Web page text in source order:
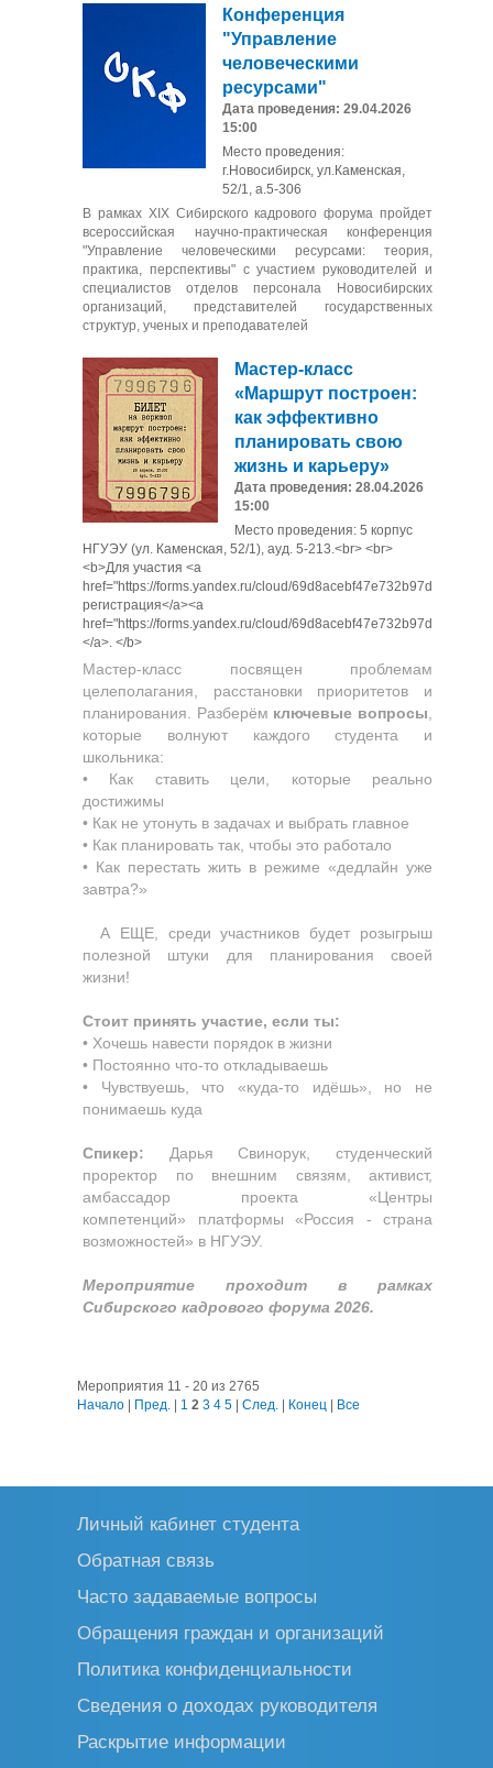
Конференция
"Управление
человеческими
ресурсами"
Дата проведения: 29.04.2026
15:00
Место проведения:
г.Новосибирск, ул.Каменская,
52/1, а.5-306
В рамках XIX Сибирского кадрового форума пройдет
всероссийская научно-практическая конференция
"Управление человеческими ресурсами: теория,
практика, перспективы" с участием руководителей и
специалистов отделов персонала Новосибирских
организаций, представителей государственных
структур, ученых и преподавателей
Мастер-класс
«Маршрут построен:
как эффективно
планировать свою
жизнь и карьеру»
Дата проведения: 28.04.2026
15:00
Место проведения: 5 корпус
НГУЭУ (ул. Каменская, 52/1), ауд. 5-213.<br> <br>
<b>Для участия <a
href="https://forms.yandex.ru/cloud/69d8acebf47e732b97daa503/
регистрация</a><a
href="https://forms.yandex.ru/cloud/69d8acebf47e732b97daa503/">
</a>. </b>
Мастер-класс посвящен проблемам
целеполагания, расстановки приоритетов и
планирования. Разберём ключевые вопросы
которые волнуют каждого студента и
школьника:
• Как ставить цели, которые реально
достижимы
• Как не утонуть в задачах и выбрать главное
• Как планировать так, чтобы это работало
• Как перестать жить в режиме «дедлайн уже
завтра?»
А ЕЩЕ, среди участников будет розыгрыш
полезной штуки для планирования своей
жизни!
Стоит принять участие, если ты:
• Хочешь навести порядок в жизни
• Постоянно что-то откладываешь
• Чувствуешь, что «куда-то идёшь», но не
понимаешь куда
Спикер: Дарья Свинорук, студенческий
проректор по внешним связям, активист,
амбассадор проекта «Центры
компетенций» платформы «Россия - страна
возможностей» в НГУЭУ.
Мероприятие проходит в рамках
Сибирского кадрового форума 2026.
Мероприятия 11 - 20 из 2765
Начало
Пред. 1 2 3 4 5 След. Конец Все
Личный кабинет студента
Обратная связь
Часто задаваемые вопросы
Обращения граждан и организаций
Политика конфиденциальности
Сведения о доходах руководителя
Раскрытие информации